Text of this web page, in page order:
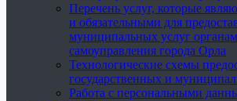
Перечень услуг, которые
и обязательными для
муниципальных услуг
самоуправления города Орла
Технологические схемы
государственных и
Работа с персональными